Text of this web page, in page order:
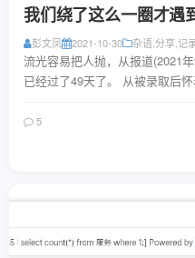
我们绕了这么一圈才遇
彭文凤 2021-10-30 杂语 分享记
流光容易把人抛，从报道(2021
已经过了49天了。 从被录取后
5